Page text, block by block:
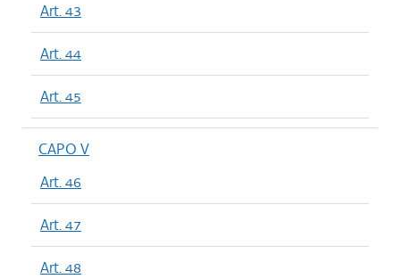
Art. 43
Art. 44
Art. 45
CAPO V
Art. 46
Art. 47
Art. 48